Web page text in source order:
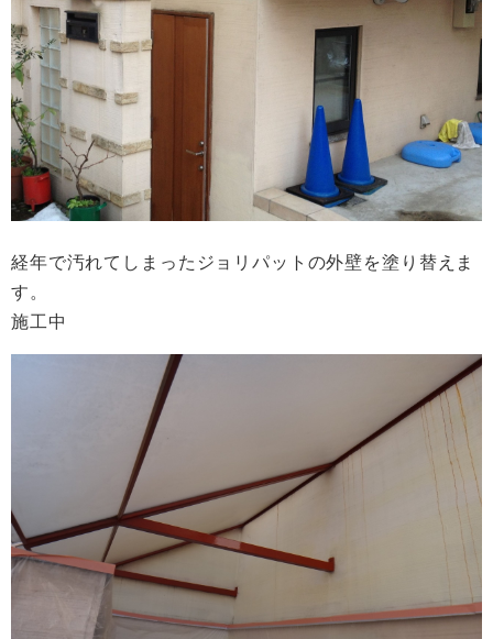
経年で汚れてしまったジョリパットの外壁を塗り替えま
す。
施工中